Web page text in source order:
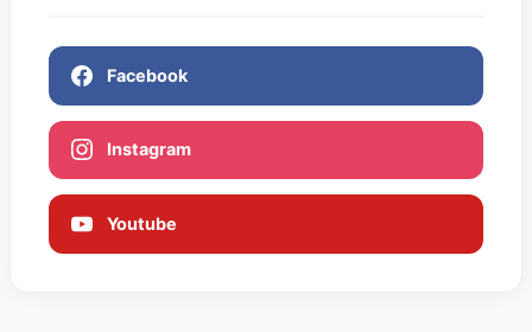
Facebook
Instagram
Youtube